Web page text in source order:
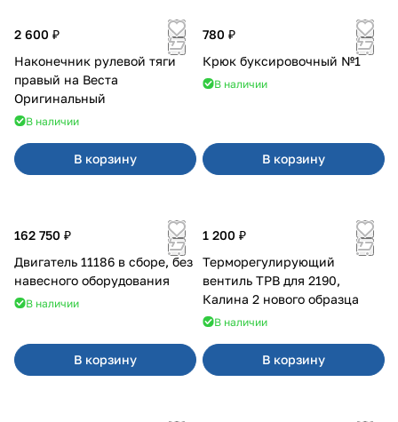
2 600 ₽
Наконечник рулевой тяги
правый на Веста
Оригинальный
В наличии
В корзину
780 ₽
Крюк буксировочный №1
В наличии
В корзину
162 750 ₽
Двигатель 11186 в сборе, без
навесного оборудования
В наличии
В корзину
1 200 ₽
Терморегулирующий
вентиль ТРВ для 2190,
Калина 2 нового образца
В наличии
В корзину